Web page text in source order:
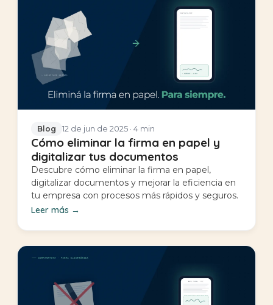
Blog 12 de jun de 2025 · 4 min
Cómo eliminar la firma en papel y
digitalizar tus documentos
Descubre cómo eliminar la firma en papel,
digitalizar documentos y mejorar la eficiencia en
tu empresa con procesos más rápidos y seguros.
Leer más →